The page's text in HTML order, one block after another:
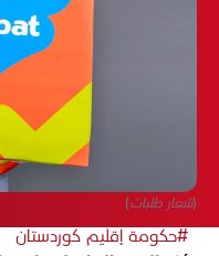
(شعار طلبات)
#حكومة إقليم كوردستان